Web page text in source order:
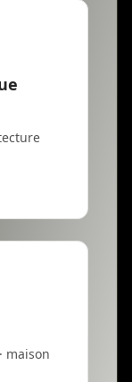
maison